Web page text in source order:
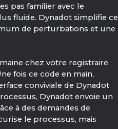
pas familier avec le
fluide. Dynadot simplifie ce
de perturbations et une
chez votre registraire
fois ce code en main,
conviviale de Dynadot
Dynadot envoie un
à des demandes de
le processus, mais